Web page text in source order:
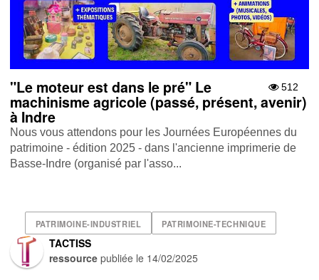
512
"Le moteur est dans le pré" Le
machinisme agricole (passé, présent, avenir)
à Indre
Nous vous attendons pour les Journées Européennes du
patrimoine - édition 2025 - dans l'ancienne imprimerie de
Basse-Indre (organisé par l'asso...
PATRIMOINE-INDUSTRIEL PATRIMOINE-TECHNIQUE
TACTISS
ressource publiée le 14/02/2025